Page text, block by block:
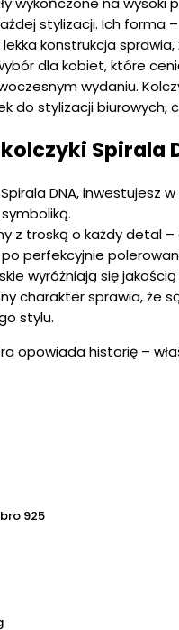
stylizacji. Ich forma
konstrukcja
dla kobiet, które
wydaniu.
do stylizacji biurowych,
Spirala
DNA, inwestujesz
z troską o każdy detal
perfekcyjnie
wyróżniają się
charakter sprawia, że
stylu.
opowiada historię –
925